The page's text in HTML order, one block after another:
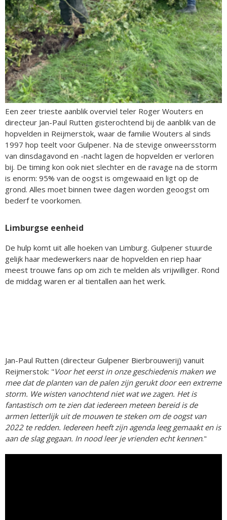
Een zeer trieste aanblik overviel teler Roger Wouters en
directeur Jan-Paul Rutten gisterochtend bij de aanblik van de
hopvelden in Reijmerstok, waar de familie Wouters al sinds
1997 hop teelt voor Gulpener. Na de stevige onweersstorm
van dinsdagavond en -nacht lagen de hopvelden er verloren
bij. De timing kon ook niet slechter en de ravage na de storm
is enorm: 95% van de oogst is omgewaaid en ligt op de
grond. Alles moet binnen twee dagen worden geoogst om
bederf te voorkomen.
Limburgse eenheid
De hulp komt uit alle hoeken van Limburg. Gulpener stuurde
gelijk haar medewerkers naar de hopvelden en riep haar
meest trouwe fans op om zich te melden als vrijwilliger. Rond
de middag waren er al tientallen aan het werk.
Jan-Paul Rutten (directeur Gulpener Bierbrouwerij) vanuit
Reijmerstok: "Voor het eerst in onze geschiedenis maken we
mee dat de planten van de palen zijn gerukt door een extreme
storm. We wisten vanochtend niet wat we zagen. Het is
fantastisch om te zien dat iedereen meteen bereid is de
armen letterlijk uit de mouwen te steken om de oogst van
2022 te redden. Iedereen heeft zijn agenda leeg gemaakt en is
aan de slag gegaan. In nood leer je vrienden echt kennen."